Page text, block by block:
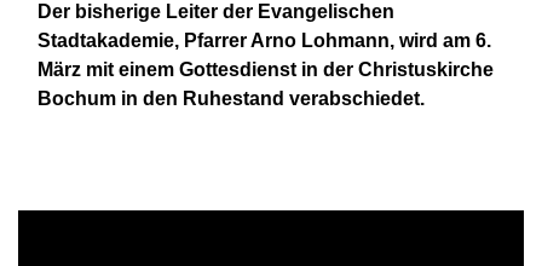
Der bisherige Leiter der Evangelischen
Stadtakademie, Pfarrer Arno Lohmann, wird am 6.
März mit einem Gottesdienst in der Christuskirche
Bochum in den Ruhestand verabschiedet.